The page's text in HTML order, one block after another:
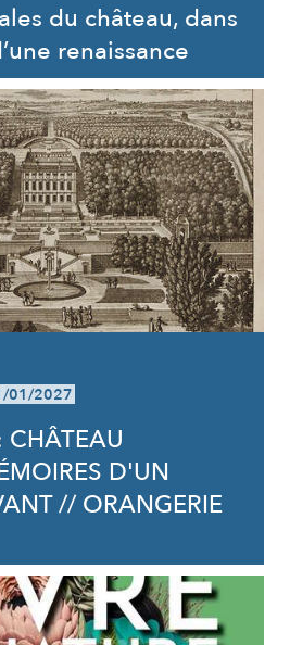
du château, dans
renaissance
01/2027
CHÂTEAU
D'UN
// ORANGERIE